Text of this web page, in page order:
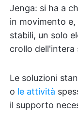
Jenga: si ha a
in movimento
stabili, un solo
crollo dell'intera
Le soluzioni
o le attività
il supporto